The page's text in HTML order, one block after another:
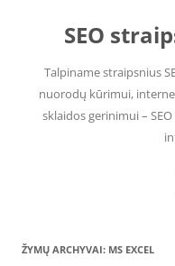
SEO
Talpiname straipsnius
nuorodų kūrimui,
sklaidos gerinimui –
ŽYMŲ ARCHYVAI: MS EXCEL